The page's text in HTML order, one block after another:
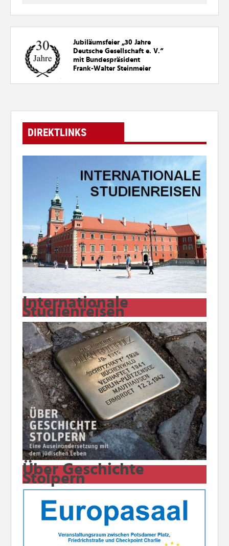
Jubiläumsfeier „30 Jahre
Deutsche Gesellschaft e. V.“
mit Bundespräsident
Frank-Walter Steinmeier
DIREKTLINKS
Internationale
Studienreisen
Über Geschichte
Stolpern